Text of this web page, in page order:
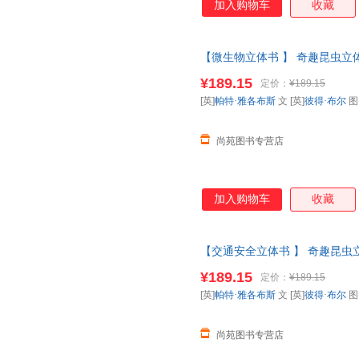
加入购物车 收藏
【微生物立体书 】 奇趣昆虫
【让您无忧购物】
¥189.15 定价： ¥189.15
尚苑图书专营店
[英]帕特·雅各布斯 文 [英]彼得·布尔
加入购物车 收藏
【交通安全立体书 】 奇趣昆
【让您无忧购物】
¥189.15 定价： ¥189.15
尚苑图书专营店
[英]帕特·雅各布斯 文 [英]彼得·布尔